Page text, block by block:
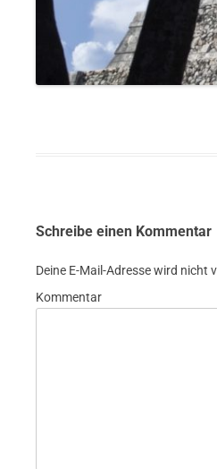
Schreibe einen Kommentar
Deine E-Mail-Adresse wird nicht
Kommentar